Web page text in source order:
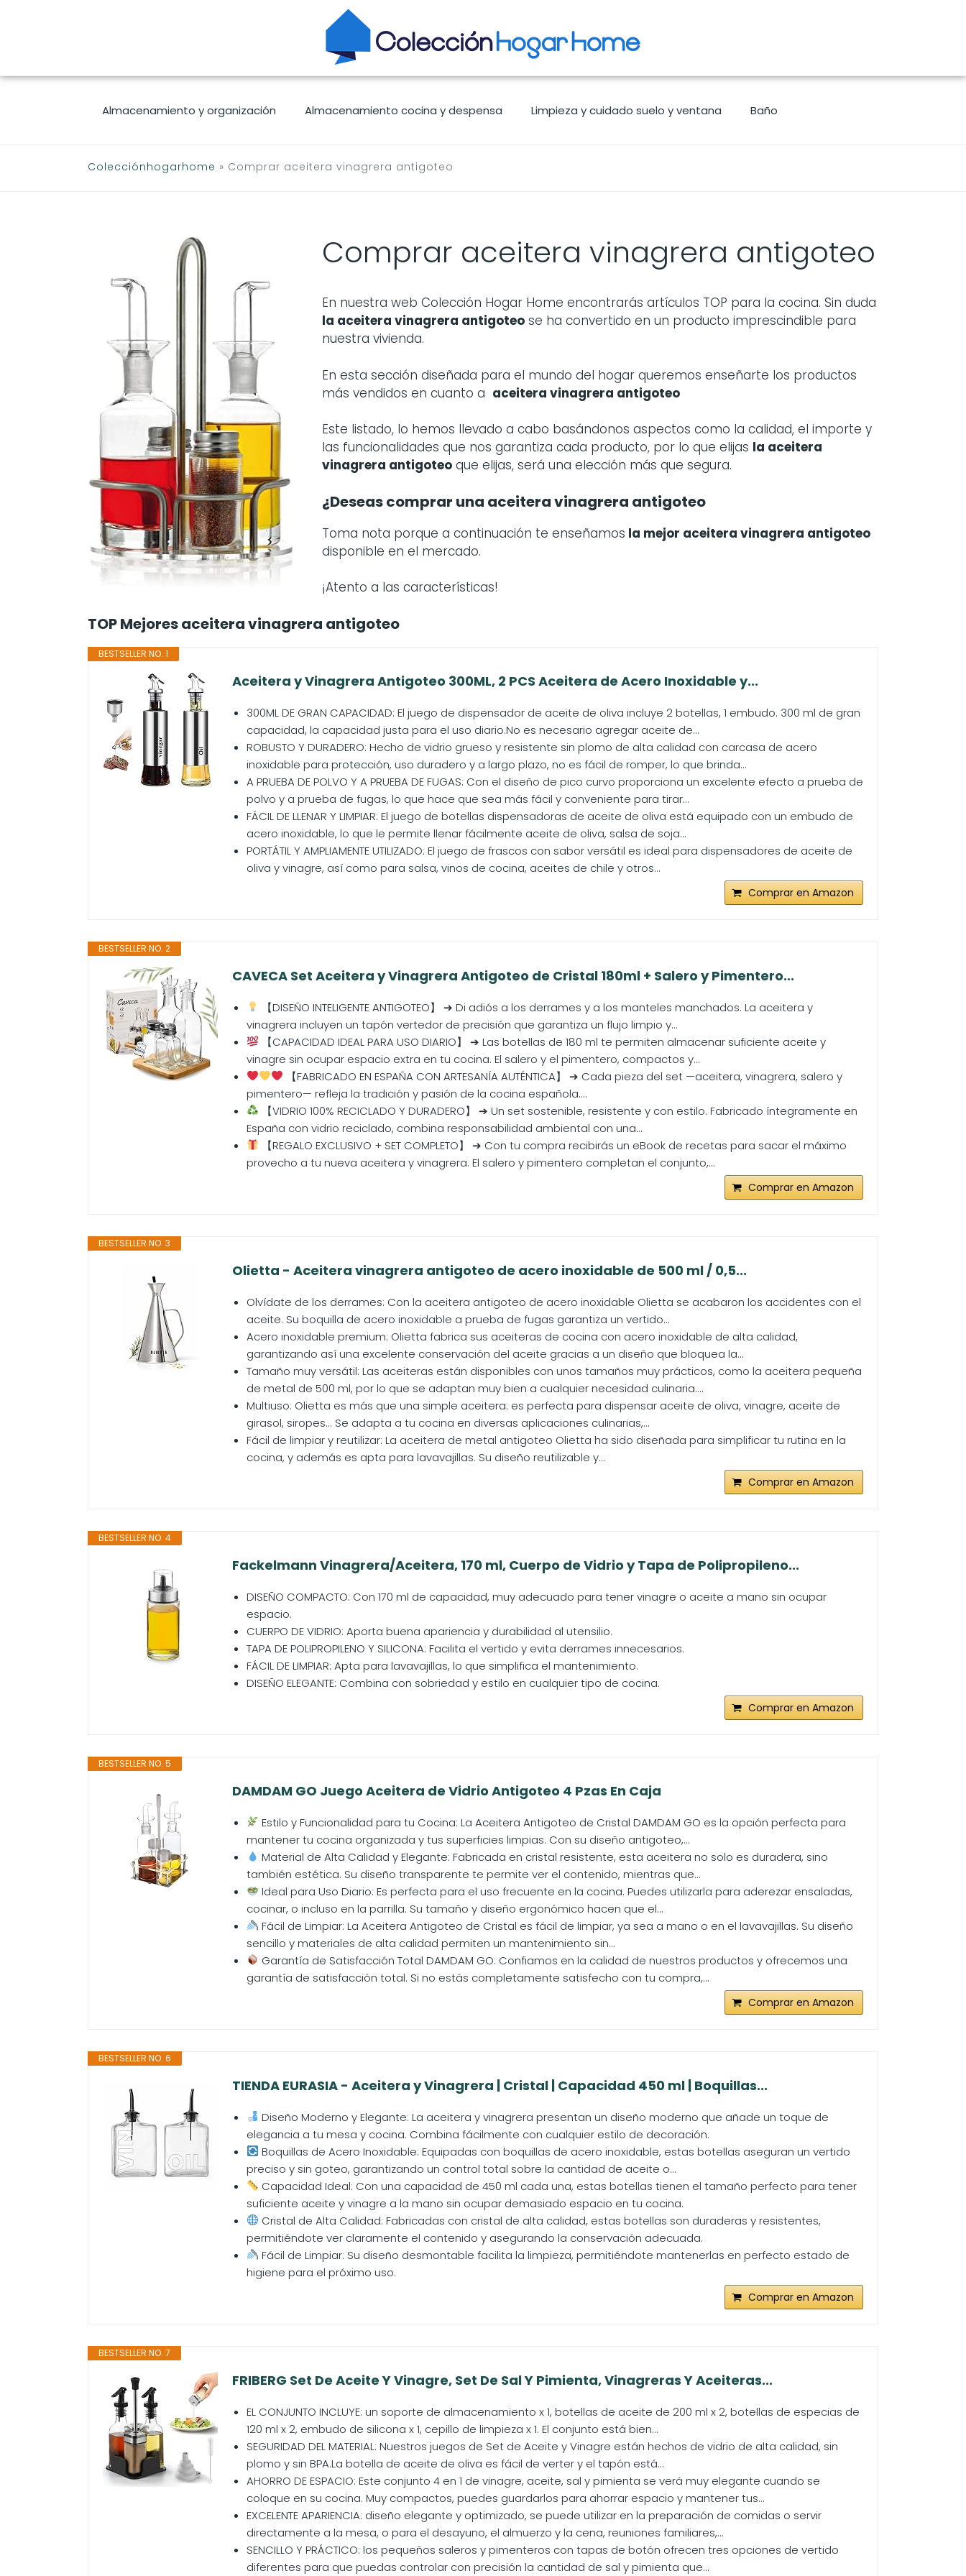
Almacenamiento y organización Almacenamiento cocina y despensa Limpieza y cuidado suelo y ventana Baño
Colecciónhogarhome » Comprar aceitera vinagrera antigoteo
Comprar aceitera vinagrera antigoteo
En nuestra web Colección Hogar Home encontrarás artículos TOP para la cocina. Sin duda
la aceitera vinagrera antigoteo se ha convertido en un producto imprescindible para
nuestra vivienda.
En esta sección diseñada para el mundo del hogar queremos enseñarte los productos
más vendidos en cuanto a aceitera vinagrera antigoteo
Este listado, lo hemos llevado a cabo basándonos aspectos como la calidad, el importe y
las funcionalidades que nos garantiza cada producto, por lo que elijas la aceitera
vinagrera antigoteo que elijas, será una elección más que segura.
¿Deseas comprar una aceitera vinagrera antigoteo
Toma nota porque a continuación te enseñamos la mejor aceitera vinagrera antigoteo
disponible en el mercado.
¡Atento a las características!
TOP Mejores aceitera vinagrera antigoteo
BESTSELLER NO. 1
Aceitera y Vinagrera Antigoteo 300ML, 2 PCS Aceitera de Acero Inoxidable y...
300ML DE GRAN CAPACIDAD: El juego de dispensador de aceite de oliva incluye 2 botellas, 1 embudo. 300 ml de gran
capacidad, la capacidad justa para el uso diario.No es necesario agregar aceite de...
ROBUSTO Y DURADERO: Hecho de vidrio grueso y resistente sin plomo de alta calidad con carcasa de acero
inoxidable para protección, uso duradero y a largo plazo, no es fácil de romper, lo que brinda...
A PRUEBA DE POLVO Y A PRUEBA DE FUGAS: Con el diseño de pico curvo proporciona un excelente efecto a prueba de
polvo y a prueba de fugas, lo que hace que sea más fácil y conveniente para tirar...
FÁCIL DE LLENAR Y LIMPIAR: El juego de botellas dispensadoras de aceite de oliva está equipado con un embudo de
acero inoxidable, lo que le permite llenar fácilmente aceite de oliva, salsa de soja...
PORTÁTIL Y AMPLIAMENTE UTILIZADO: El juego de frascos con sabor versátil es ideal para dispensadores de aceite de
oliva y vinagre, así como para salsa, vinos de cocina, aceites de chile y otros...
Comprar en Amazon
BESTSELLER NO. 2
CAVECA Set Aceitera y Vinagrera Antigoteo de Cristal 180ml + Salero y Pimentero...
【DISEÑO INTELIGENTE ANTIGOTEO】 ➔ Di adiós a los derrames y a los manteles manchados. La aceitera y
vinagrera incluyen un tapón vertedor de precisión que garantiza un flujo limpio y...
【CAPACIDAD IDEAL PARA USO DIARIO】 ➔ Las botellas de 180 ml te permiten almacenar suficiente aceite y
vinagre sin ocupar espacio extra en tu cocina. El salero y el pimentero, compactos y...
【FABRICADO EN ESPAÑA CON ARTESANÍA AUTÉNTICA】 ➔ Cada pieza del set —aceitera, vinagrera, salero y
pimentero— refleja la tradición y pasión de la cocina española....
【VIDRIO 100% RECICLADO Y DURADERO】 ➔ Un set sostenible, resistente y con estilo. Fabricado íntegramente en
España con vidrio reciclado, combina responsabilidad ambiental con una...
【REGALO EXCLUSIVO + SET COMPLETO】 ➔ Con tu compra recibirás un eBook de recetas para sacar el máximo
provecho a tu nueva aceitera y vinagrera. El salero y pimentero completan el conjunto,...
Comprar en Amazon
BESTSELLER NO. 3
Olietta - Aceitera vinagrera antigoteo de acero inoxidable de 500 ml / 0,5...
Olvídate de los derrames: Con la aceitera antigoteo de acero inoxidable Olietta se acabaron los accidentes con el
aceite. Su boquilla de acero inoxidable a prueba de fugas garantiza un vertido...
Acero inoxidable premium: Olietta fabrica sus aceiteras de cocina con acero inoxidable de alta calidad,
garantizando así una excelente conservación del aceite gracias a un diseño que bloquea la...
Tamaño muy versátil: Las aceiteras están disponibles con unos tamaños muy prácticos, como la aceitera pequeña
de metal de 500 ml, por lo que se adaptan muy bien a cualquier necesidad culinaria....
Multiuso: Olietta es más que una simple aceitera: es perfecta para dispensar aceite de oliva, vinagre, aceite de
girasol, siropes... Se adapta a tu cocina en diversas aplicaciones culinarias,...
Fácil de limpiar y reutilizar: La aceitera de metal antigoteo Olietta ha sido diseñada para simplificar tu rutina en la
cocina, y además es apta para lavavajillas. Su diseño reutilizable y...
Comprar en Amazon
BESTSELLER NO. 4
Fackelmann Vinagrera/Aceitera, 170 ml, Cuerpo de Vidrio y Tapa de Polipropileno...
DISEÑO COMPACTO: Con 170 ml de capacidad, muy adecuado para tener vinagre o aceite a mano sin ocupar
espacio.
CUERPO DE VIDRIO: Aporta buena apariencia y durabilidad al utensilio.
TAPA DE POLIPROPILENO Y SILICONA: Facilita el vertido y evita derrames innecesarios.
FÁCIL DE LIMPIAR: Apta para lavavajillas, lo que simplifica el mantenimiento.
DISEÑO ELEGANTE: Combina con sobriedad y estilo en cualquier tipo de cocina.
Comprar en Amazon
BESTSELLER NO. 5
DAMDAM GO Juego Aceitera de Vidrio Antigoteo 4 Pzas En Caja
Estilo y Funcionalidad para tu Cocina: La Aceitera Antigoteo de Cristal DAMDAM GO es la opción perfecta para
mantener tu cocina organizada y tus superficies limpias. Con su diseño antigoteo,...
Material de Alta Calidad y Elegante: Fabricada en cristal resistente, esta aceitera no solo es duradera, sino
también estética. Su diseño transparente te permite ver el contenido, mientras que...
Ideal para Uso Diario: Es perfecta para el uso frecuente en la cocina. Puedes utilizarla para aderezar ensaladas,
cocinar, o incluso en la parrilla. Su tamaño y diseño ergonómico hacen que el...
Fácil de Limpiar: La Aceitera Antigoteo de Cristal es fácil de limpiar, ya sea a mano o en el lavavajillas. Su diseño
sencillo y materiales de alta calidad permiten un mantenimiento sin...
Garantía de Satisfacción Total DAMDAM GO: Confiamos en la calidad de nuestros productos y ofrecemos una
garantía de satisfacción total. Si no estás completamente satisfecho con tu compra,...
Comprar en Amazon
BESTSELLER NO. 6
TIENDA EURASIA - Aceitera y Vinagrera | Cristal | Capacidad 450 ml | Boquillas...
Diseño Moderno y Elegante: La aceitera y vinagrera presentan un diseño moderno que añade un toque de
elegancia a tu mesa y cocina. Combina fácilmente con cualquier estilo de decoración.
Boquillas de Acero Inoxidable: Equipadas con boquillas de acero inoxidable, estas botellas aseguran un vertido
preciso y sin goteo, garantizando un control total sobre la cantidad de aceite o...
Capacidad Ideal: Con una capacidad de 450 ml cada una, estas botellas tienen el tamaño perfecto para tener
suficiente aceite y vinagre a la mano sin ocupar demasiado espacio en tu cocina.
Cristal de Alta Calidad: Fabricadas con cristal de alta calidad, estas botellas son duraderas y resistentes,
permitiéndote ver claramente el contenido y asegurando la conservación adecuada.
Fácil de Limpiar: Su diseño desmontable facilita la limpieza, permitiéndote mantenerlas en perfecto estado de
higiene para el próximo uso.
Comprar en Amazon
BESTSELLER NO. 7
FRIBERG Set De Aceite Y Vinagre, Set De Sal Y Pimienta, Vinagreras Y Aceiteras...
EL CONJUNTO INCLUYE: un soporte de almacenamiento x 1, botellas de aceite de 200 ml x 2, botellas de especias de
120 ml x 2, embudo de silicona x 1, cepillo de limpieza x 1. El conjunto está bien...
SEGURIDAD DEL MATERIAL: Nuestros juegos de Set de Aceite y Vinagre están hechos de vidrio de alta calidad, sin
plomo y sin BPA.La botella de aceite de oliva es fácil de verter y el tapón está...
AHORRO DE ESPACIO: Este conjunto 4 en 1 de vinagre, aceite, sal y pimienta se verá muy elegante cuando se
coloque en su cocina. Muy compactos, puedes guardarlos para ahorrar espacio y mantener tus...
EXCELENTE APARIENCIA: diseño elegante y optimizado, se puede utilizar en la preparación de comidas o servir
directamente a la mesa, o para el desayuno, el almuerzo y la cena, reuniones familiares,...
SENCILLO Y PRÁCTICO: los pequeños saleros y pimenteros con tapas de botón ofrecen tres opciones de vertido
diferentes para que puedas controlar con precisión la cantidad de sal y pimienta que...